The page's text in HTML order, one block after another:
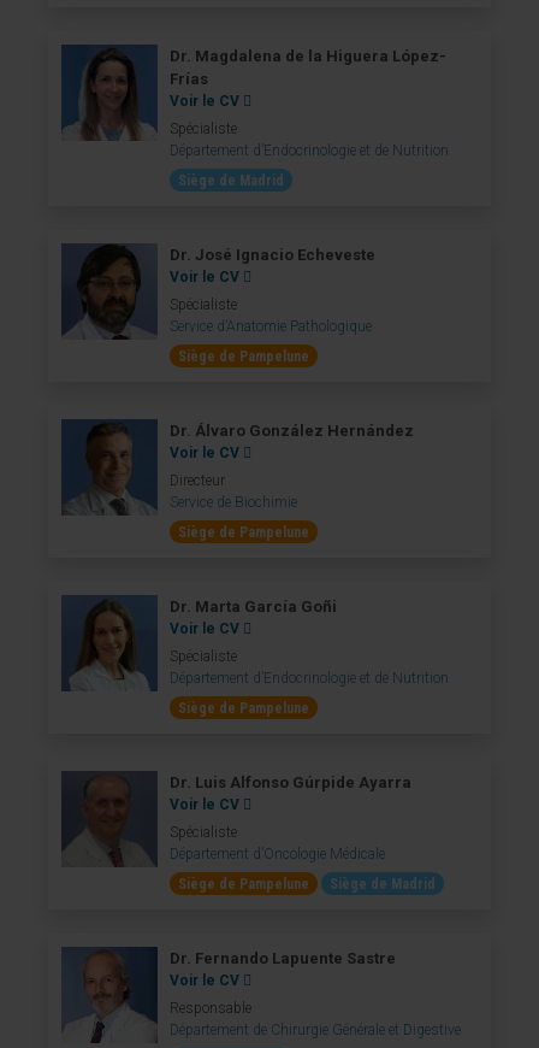
Dr. Magdalena de la Higuera López-
Frías
Voir le CV
Spécialiste
Département d’Endocrinologie et de Nutrition
Siège de Madrid
Dr. José Ignacio Echeveste
Voir le CV
Spécialiste
Service d’Anatomie Pathologique
Siège de Pampelune
Dr. Álvaro González Hernández
Voir le CV
Directeur
Service de Biochimie
Siège de Pampelune
Dr. Marta García Goñi
Voir le CV
Spécialiste
Département d’Endocrinologie et de Nutrition
Siège de Pampelune
Dr. Luis Alfonso Gúrpide Ayarra
Voir le CV
Spécialiste
Département d’Oncologie Médicale
Siège de Pampelune
Siège de Madrid
Dr. Fernando Lapuente Sastre
Voir le CV
Responsable
Département de Chirurgie Générale et Digestive